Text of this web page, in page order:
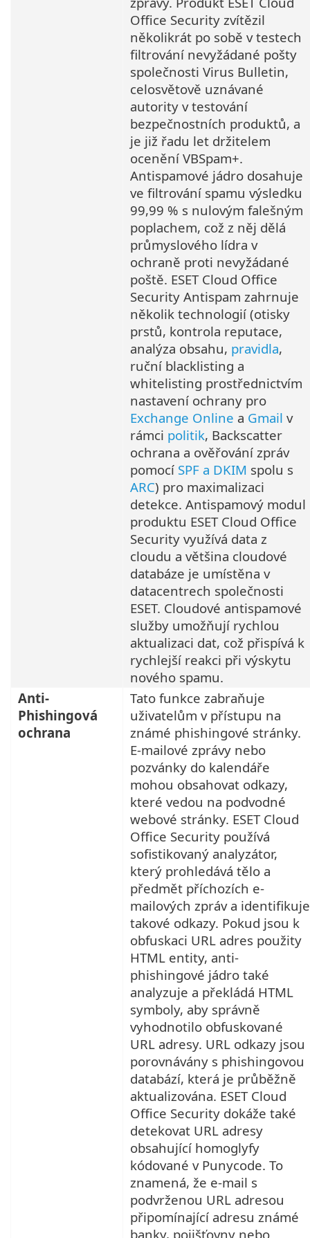
Office Security zvítězil
několikrát po sobě v testech
filtrování nevyžádané pošty
společnosti Virus Bulletin,
celosvětově uznávané
autority v testování
bezpečnostních produktů, a
je již řadu let držitelem
ocenění VBSpam+.
Antispamové jádro dosahuje
ve filtrování spamu výsledku
99,99 % s nulovým falešným
poplachem, což z něj dělá
průmyslového lídra v
ochraně proti nevyžádané
poště. ESET Cloud Office
Security Antispam zahrnuje
několik technologií (otisky
prstů, kontrola reputace,
analýza obsahu, pravidla,
ruční blacklisting a
whitelisting prostřednictvím
nastavení ochrany pro
Exchange Online a Gmail v
rámci politik, Backscatter
ochrana a ověřování zpráv
pomocí SPF a DKIM spolu s
ARC) pro maximalizaci
detekce. Antispamový modul
produktu ESET Cloud Office
Security využívá data z
cloudu a většina cloudové
databáze je umístěna v
datacentrech společnosti
ESET. Cloudové antispamové
služby umožňují rychlou
aktualizaci dat, což přispívá k
rychlejší reakci při výskytu
nového spamu.
Anti-
Phishingová
ochrana
Tato funkce zabraňuje
uživatelům v přístupu na
známé phishingové stránky.
E-mailové zprávy nebo
pozvánky do kalendáře
mohou obsahovat odkazy,
které vedou na podvodné
webové stránky. ESET Cloud
Office Security používá
sofistikovaný analyzátor,
který prohledává tělo a
předmět příchozích e-
mailových zpráv a identifikuje
takové odkazy. Pokud jsou k
obfuskaci URL adres použity
HTML entity, anti-
phishingové jádro také
analyzuje a překládá HTML
symboly, aby správně
vyhodnotilo obfuskované
URL adresy. URL odkazy jsou
porovnávány s phishingovou
databází, která je průběžně
aktualizována. ESET Cloud
Office Security dokáže také
detekovat URL adresy
obsahující homoglyfy
kódované v Punycode. To
znamená, že e-mail s
podvrženou URL adresou
připomínající adresu známé
banky, pojišťovny nebo